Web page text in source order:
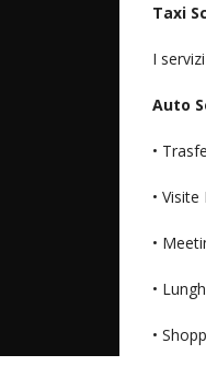
Taxi
I
Auto
•
•
•
•
•